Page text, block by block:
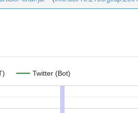
Twitter (Bot)